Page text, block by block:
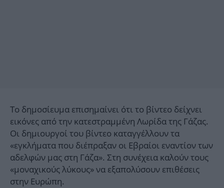
Το δημοσίευμα επισημαίνει ότι το βίντεο δείχνει
εικόνες από την κατεστραμμένη Λωρίδα της Γάζας.
Οι δημιουργοί του βίντεο καταγγέλλουν τα
«εγκλήματα που διέπραξαν οι Εβραίοι εναντίον των
αδελφών μας στη Γάζα». Στη συνέχεια καλούν τους
«μοναχικούς λύκους» να εξαπολύσουν επιθέσεις
στην Ευρώπη.